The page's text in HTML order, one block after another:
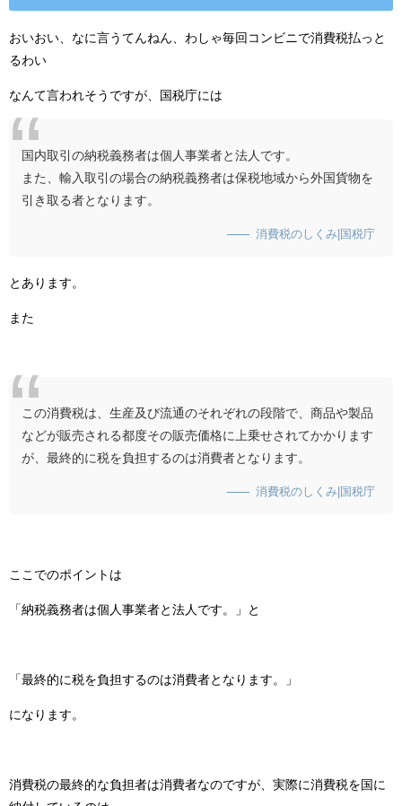
おいおい、なに言うてんねん、わしゃ毎回コンビニで消費税払っと
るわい
なんて言われそうですが、国税庁には
国内取引の納税義務者は個人事業者と法人です。
また、輸入取引の場合の納税義務者は保税地域から外国貨物を
引き取る者となります。
消費税のしくみ|国税庁
とあります。
また
この消費税は、生産及び流通のそれぞれの段階で、商品や製品
などが販売される都度その販売価格に上乗せされてかかります
が、最終的に税を負担するのは消費者となります。
消費税のしくみ|国税庁
ここでのポイントは
「納税義務者は個人事業者と法人です。」と
「最終的に税を負担するのは消費者となります。」
になります。
消費税の最終的な負担者は消費者なのですが、実際に消費税を国に